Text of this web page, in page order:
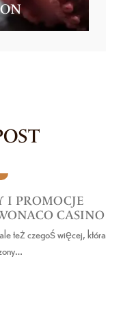
I PROMOCJE
CASINO
też czegoś więcej, która